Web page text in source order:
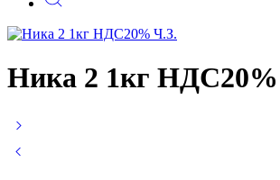
Ника 2 1кг